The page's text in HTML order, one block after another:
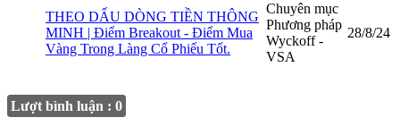
THEO DẤU DÒNG TIỀN THÔNG
MINH | Điểm Breakout - Điểm Mua
Vàng Trong Làng Cổ Phiếu Tốt.
Chuyên mục
Phương pháp
Wyckoff -
VSA
28/8/24
Lượt bình luận : 0